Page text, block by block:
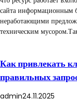
сайта информационным
неработающими
техническим
Как привлекать
правильных
admin24.11.2025